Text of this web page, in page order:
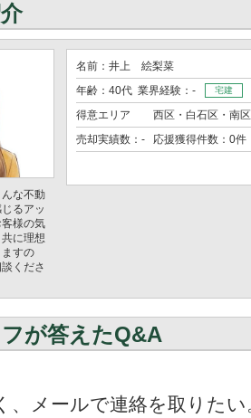
な不動
るアッ
客様の気
に理想
すの
くださ
名前：井上 絵梨菜
年齢：40代 業界経験：-
宅建
得意エリア
西区・白石区・南区
売却実績数：- 応援獲得件数：0件
が答えたQ&A
、メールで連絡を取りたい